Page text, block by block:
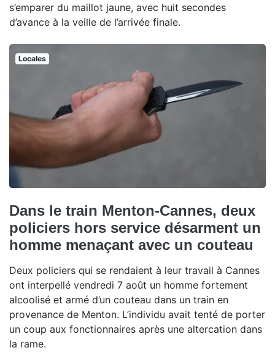
s’emparer du maillot jaune, avec huit secondes
d’avance à la veille de l’arrivée finale.
Locales
Dans le train Menton-Cannes, deux
policiers hors service désarment un
homme menaçant avec un couteau
Deux policiers qui se rendaient à leur travail à Cannes
ont interpellé vendredi 7 août un homme fortement
alcoolisé et armé d’un couteau dans un train en
provenance de Menton. L’individu avait tenté de porter
un coup aux fonctionnaires après une altercation dans
la rame.